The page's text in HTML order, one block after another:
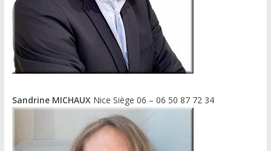
Sandrine MICHAUX Nice Siège 06 – 06 50 87 72 34